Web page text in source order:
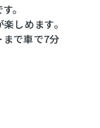
。
しめます。
で車で7分